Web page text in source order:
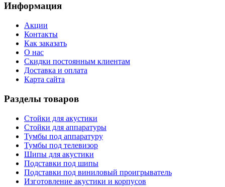
Информация
Акции
Контакты
Как заказать
О нас
Скидки постоянным клиентам
Доставка и оплата
Карта сайта
Разделы товаров
Стойки для акустики
Стойки для аппаратуры
Тумбы под аппаратуру
Тумбы под телевизор
Шипы для акустики
Подставки под шипы
Подставки под виниловый проигрыватель
Изготовление акустики и корпусов